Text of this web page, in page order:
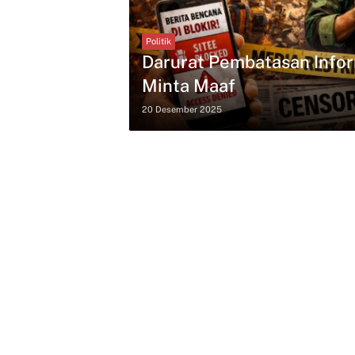
Politik
Darurat Pembatasan
Minta Maaf
20 Desember 2025